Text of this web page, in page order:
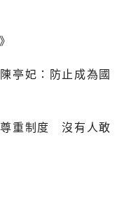
亭妃：防止成為國
尊重制度 沒有人敢